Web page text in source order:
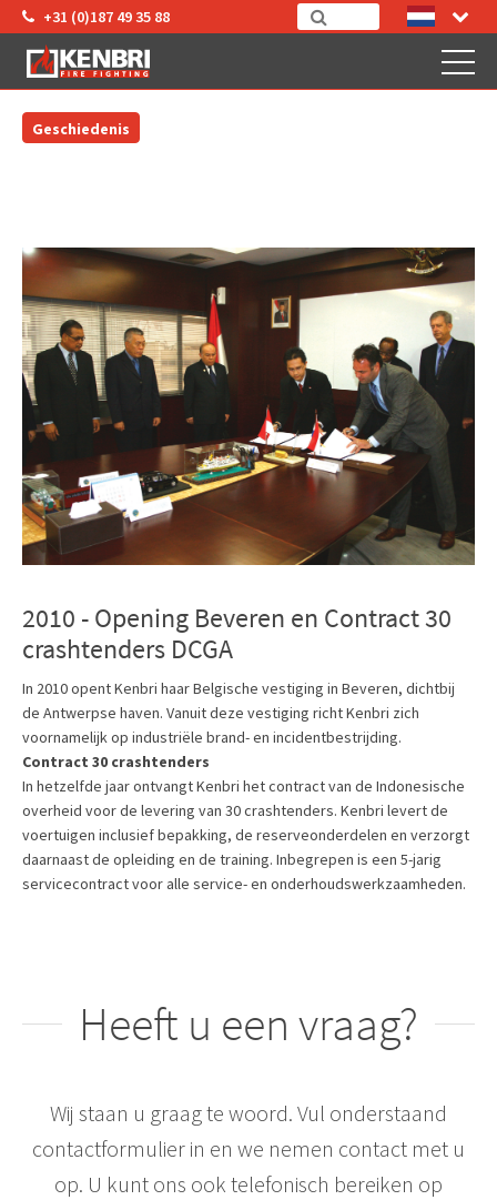
+31 (0)187 49 35 88
Geschiedenis
2010 - Opening Beveren en Contract 30
crashtenders DCGA
In 2010 opent Kenbri haar Belgische vestiging in Beveren, dichtbij
de Antwerpse haven. Vanuit deze vestiging richt Kenbri zich
voornamelijk op industriële brand- en incidentbestrijding.
Contract 30 crashtenders
In hetzelfde jaar ontvangt Kenbri het contract van de Indonesische
overheid voor de levering van 30 crashtenders. Kenbri levert de
voertuigen inclusief bepakking, de reserveonderdelen en verzorgt
daarnaast de opleiding en de training. Inbegrepen is een 5-jarig
servicecontract voor alle service- en onderhoudswerkzaamheden.
Heeft u een vraag?
Wij staan u graag te woord. Vul onderstaand
contactformulier in en we nemen contact met u
op. U kunt ons ook telefonisch bereiken op